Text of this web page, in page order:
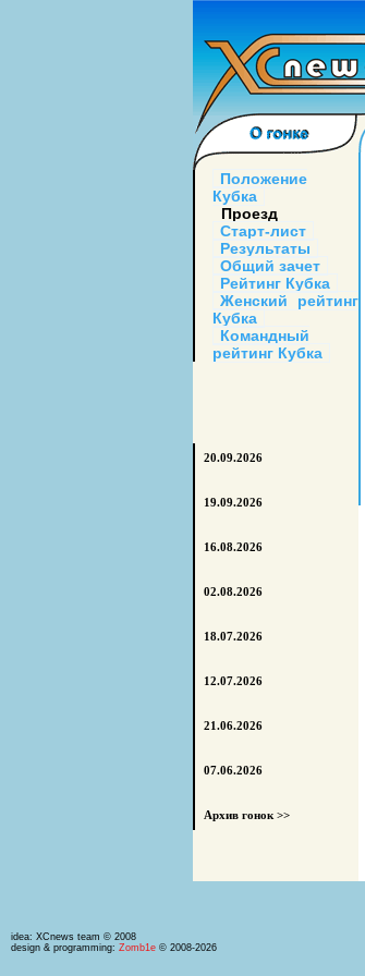
Положение
Кубка
Проезд
Старт-лист
Результаты
Общий зачет
Рейтинг Кубка
Женский рейтинг
Кубка
Командный
рейтинг Кубка
20.09.2026
19.09.2026
16.08.2026
02.08.2026
18.07.2026
12.07.2026
21.06.2026
07.06.2026
Архив гонок >>
idea: XCnews team © 2008
design & programming: Zomb1e © 2008-2026